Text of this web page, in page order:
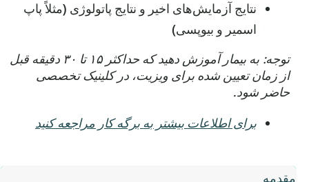
مقدمه
نتایج آزمایش‌های اخیر و نتایج پاتولوژی (مثلاً پاپ
اسمیر و بیوپسی)
توجه: به بیمار آموزش دهید که حداکثر ۱۵ تا ۳۰ دقیقه قبل
از زمان تعیین شده برای ویزیت، در کلینیک تخصصی
حاضر شود.
برای اطلاعات بیشتر به برگه کار مراجعه کنید